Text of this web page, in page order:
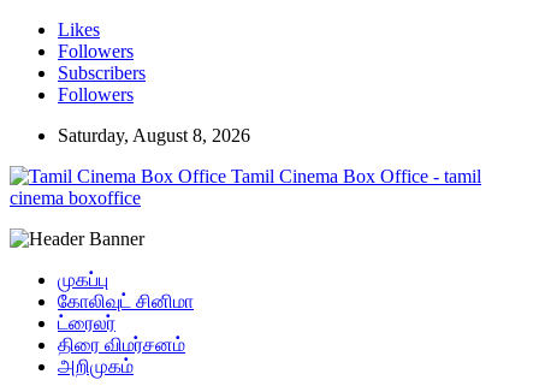
Likes
Followers
Subscribers
Followers
Saturday, August 8, 2026
Tamil Cinema Box Office - tamil
cinema boxoffice
முகப்பு
கோலிவுட் சினிமா
ட்ரைலர்
திரை விமர்சனம்
அறிமுகம்